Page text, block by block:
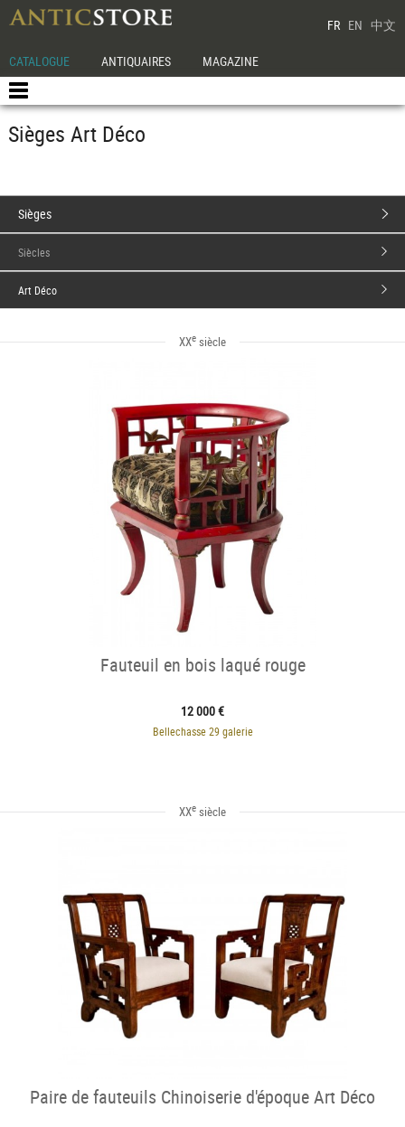
FR EN 中文
CATALOGUE ANTIQUAIRES MAGAZINE
Sièges Art Déco
Sièges
Siècles
Art Déco
XXe siècle
Fauteuil en bois laqué rouge
12 000 €
Bellechasse 29 galerie
XXe siècle
Paire de fauteuils Chinoiserie d'époque Art Déco